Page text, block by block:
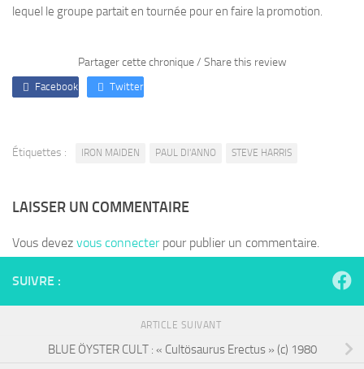
lequel le groupe partait en tournée pour en faire la promotion.
Partager cette chronique / Share this review
Facebook Twitter
Étiquettes : IRON MAIDEN PAUL DI'ANNO STEVE HARRIS
LAISSER UN COMMENTAIRE
Vous devez vous connecterpour publier un commentaire.
SUIVRE :
ARTICLE SUIVANT
BLUE ÖYSTER CULT : « Cultösaurus Erectus » (c) 1980